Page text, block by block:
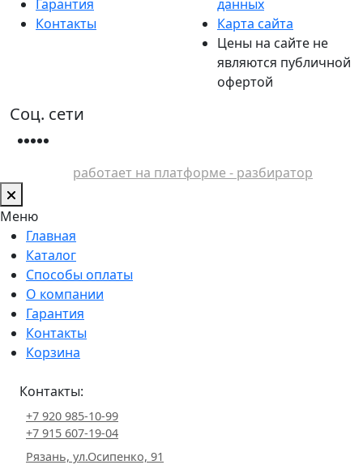
Гарантия
Контакты
данных
Карта сайта
Цены на сайте не
являются публичной
офертой
Соц. сети
работает на платформе - разбиратор
Меню
Главная
Каталог
Способы оплаты
О компании
Гарантия
Контакты
Корзина
Контакты:
+7 920 985-10-99
+7 915 607-19-04
Рязань, ул.Осипенко, 91